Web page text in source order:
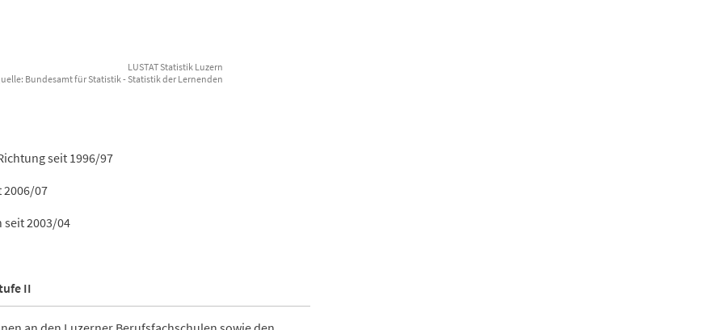
LUSTAT Statistik Luzern
Bundesamt für Statistik - Statistik der Lernenden
seit 1996/97
07
seit 2003/04
II